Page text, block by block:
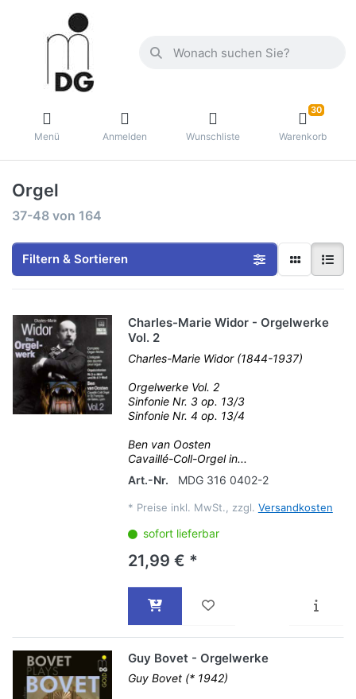
Menü Anmelden Wunschliste
30
Warenkorb
Orgel
37-48 von 164
Filtern & Sortieren
Charles-Marie Widor - Orgelwerke
Vol. 2
Charles-Marie Widor (1844-1937)
Orgelwerke Vol. 2
Sinfonie Nr. 3 op. 13/3
Sinfonie Nr. 4 op. 13/4
Ben van Oosten
Cavaillé-Coll-Orgel in...
Art.-Nr.
MDG 316 0402-2
* Preise inkl. MwSt., zzgl. Versandkosten
sofort lieferbar
21,99 € *
Guy Bovet - Orgelwerke
Guy Bovet (* 1942)